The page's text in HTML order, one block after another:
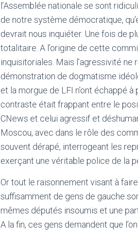
l’Assemblée nationale se sont
de notre système démocratique,
devrait nous inquiéter. Une fois de
totalitaire. A l’origine de cette
inquisitoriales. Mais l’agressivité
démonstration de dogmatisme
et la morgue de LFI n’ont échappé
contraste était frappant entre le
CNews et celui agressif et
Moscou, avec dans le rôle des
souvent dérapé, interrogeant les
exerçant une véritable police de la
Or tout le raisonnement visant à
suffisamment de gens de gauche
mêmes députés insoumis et une
A la fin, ces gens demandent que